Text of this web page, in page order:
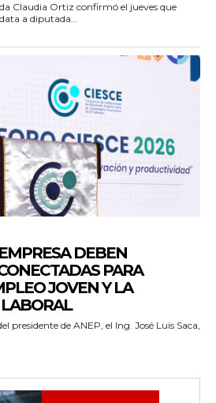
Claudia Ortiz confirmó el jueves que
a diputada...
DEBEN
PARA
JOVEN Y LA
presidente de ANEP, el Ing. José Luis Saca,